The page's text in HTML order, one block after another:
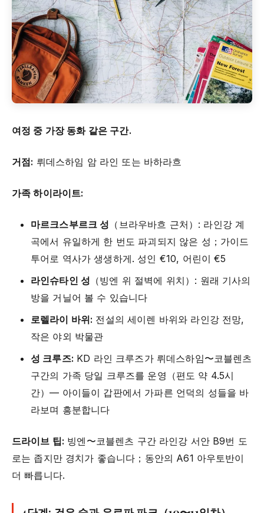
여정 중 가장 동화 같은 구간.
거점: 뤼데스하임 암 라인 또는 바하라흐
가족 하이라이트:
마르크스부르크 성 （브라우바흐 근처）: 라인강 계
곡에서 유일하게 한 번도 파괴되지 않은 성；가이드
투어로 역사가 생생하게. 성인 €10, 어린이 €5
라인슈타인 성 （빙엔 위 절벽에 위치）: 원래 기사의
방을 거닐어 볼 수 있습니다
로렐라이 바위: 전설의 세이렌 바위와 라인강 전망,
작은 야외 박물관
성 크루즈: KD 라인 크루즈가 뤼데스하임〜코블렌츠
구간의 가족 당일 크루즈를 운영（편도 약 4.5시
간）— 아이들이 갑판에서 가파른 언덕의 성들을 바
라보며 흥분합니다
드라이브 팁: 빙엔〜코블렌츠 구간 라인강 서안 B9번 도
로는 좁지만 경치가 좋습니다；동안의 A61 아우토반이
더 빠릅니다.